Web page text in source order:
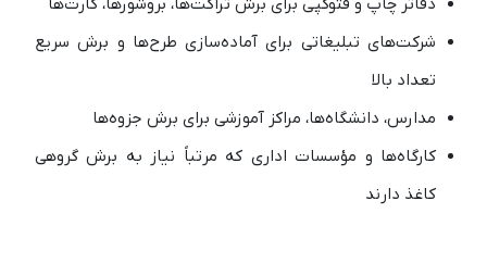
دفاتر چاپ و فتوکپی برای برش تراکت‌ها، بروشورها، کارت‌ها
شرکت‌های تبلیغاتی برای آماده‌سازی طرح‌ها و برش سریع
تعداد بالا
مدارس، دانشگاه‌ها، مراکز آموزشی برای برش جزوه‌ها
کارگاه‌ها و مؤسسات اداری که مرتباً نیاز به برش گروهی
کاغذ دارند